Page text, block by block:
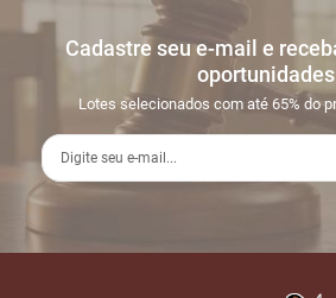
Cadastre seu e-mail e
oportunidades
Lotes selecionados com até 65% do